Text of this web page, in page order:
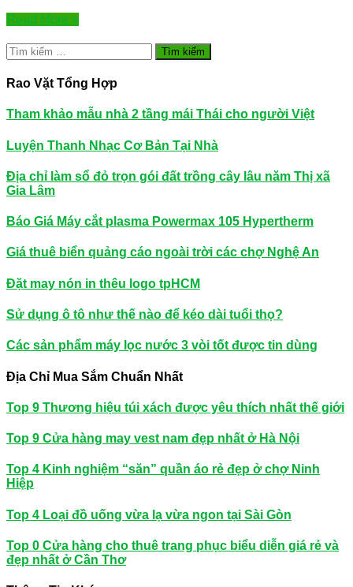
Read More »
Tìm
kiếm
cho:
Rao Vặt Tổng Hợp
Tham khảo mẫu nhà 2 tầng mái Thái cho người Việt
Luyện Thanh Nhạc Cơ Bản Tại Nhà
Địa chỉ làm sổ đỏ trọn gói đất trồng cây lâu năm Thị xã
Gia Lâm
Báo Giá Máy cắt plasma Powermax 105 Hypertherm
Giá thuê biển quảng cáo ngoài trời các chợ Nghệ An
Đặt may nón in thêu logo tpHCM
Sử dụng ô tô như thế nào để kéo dài tuổi thọ?
Các sản phẩm máy lọc nước 3 vòi tốt được tin dùng
Địa Chỉ Mua Sắm Chuẩn Nhất
Top 9 Thương hiệu túi xách được yêu thích nhất thế giới
Top 9 Cửa hàng may vest nam đẹp nhất ở Hà Nội
Top 4 Kinh nghiệm “săn” quần áo rẻ đẹp ở chợ Ninh
Hiệp
Top 4 Loại đồ uống vừa lạ vừa ngon tại Sài Gòn
Top 0 Cửa hàng cho thuê trang phục biểu diễn giá rẻ và
đẹp nhất ở Cần Thơ